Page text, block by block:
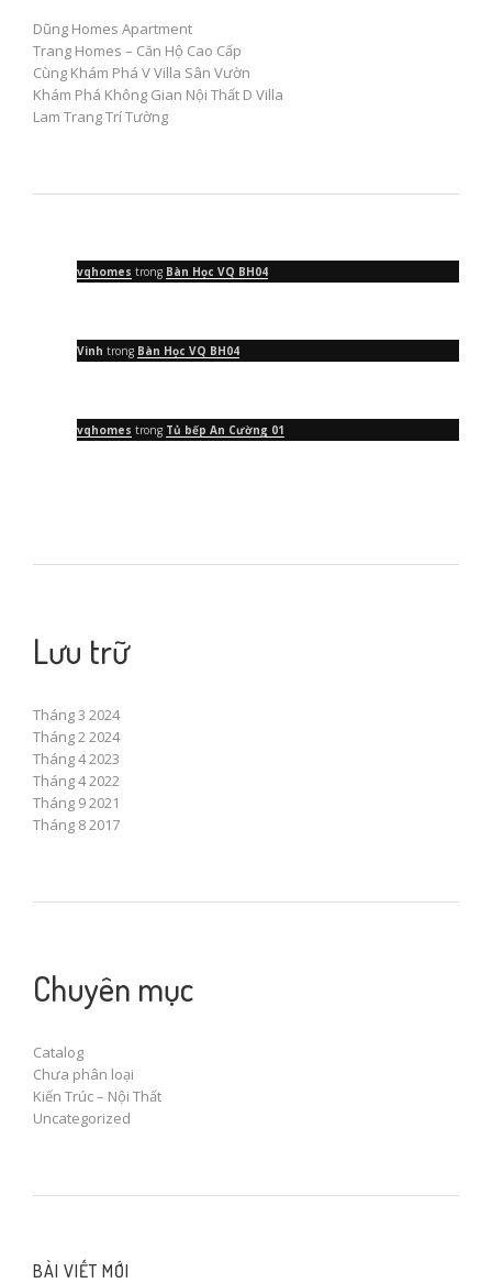
Dũng Homes Apartment
Trang Homes – Căn Hộ Cao Cấp
Cùng Khám Phá V Villa Sân Vườn
Khám Phá Không Gian Nội Thất D Villa
Lam Trang Trí Tường
vqhomes trong Bàn Học VQ BH04
Vinh trong Bàn Học VQ BH04
vqhomes trong Tủ bếp An Cường 01
Lưu trữ
Tháng 3 2024
Tháng 2 2024
Tháng 4 2023
Tháng 4 2022
Tháng 9 2021
Tháng 8 2017
Chuyên mục
Catalog
Chưa phân loại
Kiến Trúc – Nội Thất
Uncategorized
BÀI VIẾT MỚI